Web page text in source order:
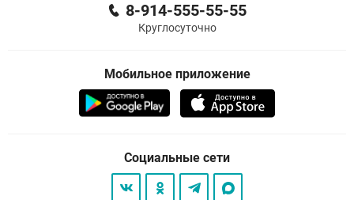
8-914-555-55-55
Круглосуточно
Мобильное приложение
Социальные сети